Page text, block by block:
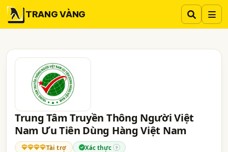
TRANG VÀNG
Trung Tâm Truyền Thông Người Việt
Nam Ưu Tiên Dùng Hàng Việt Nam
Tài trợ Xác thực ?